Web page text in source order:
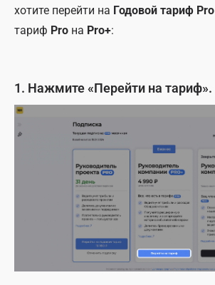
хотите перейти на Годовой тариф Pro
тариф Pro на Pro+:
1. Нажмите «Перейти на тариф».